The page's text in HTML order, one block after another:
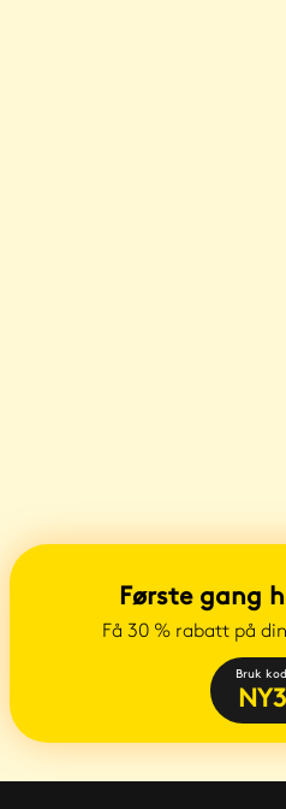
Første gang
Få 30 % rabatt på
Bruk